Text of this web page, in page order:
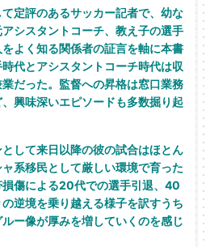
定評のあるサッカー記者で、 幼な
シスタントコーチ、 教え子の選手
よく知る関係者の証言を軸に本書
代とアシスタントコーチ時代は収
だった。 監督への昇格は窓口業務
興味深いエピソードも多数掘り起
して来日以降の彼の試合はほとん
ャ系移民として厳しい環境で育った
傷による20代での選手引退、 40
逆境を乗り越える様子を訳すうち
ー像が厚みを増していくのを感じ